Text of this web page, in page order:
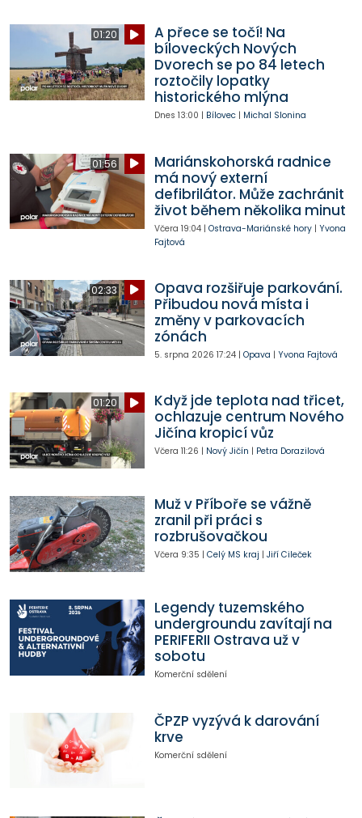
01:20
A přece se točí! Na
bíloveckých Nových
Dvorech se po 84 letech
roztočily lopatky
historického mlýna
Dnes 13:00 | Bílovec| Michal Slonina
01:56
Mariánskohorská radnice
má nový externí
defibrilátor. Může zachránit
život během několika minut
Včera 19:04| Ostrava-Mariánské hory| Yvona
Fajtová
02:33
Opava rozšiřuje parkování.
Přibudou nová místa i
změny v parkovacích
zónách
5. srpna 2026 17:24| Opava | Yvona Fajtová
01:20
Když jde teplota nad třicet,
ochlazuje centrum Nového
Jičína kropicí vůz
Včera 11:26 | Nový Jičín | Petra Dorazilová
Muž v Příboře se vážně
zranil při práci s
rozbrušovačkou
Včera 9:35 | Celý MS kraj | Jiří Cileček
Legendy tuzemského
undergroundu zavítají na
PERIFERII Ostrava už v
sobotu
Komerční sdělení
ČPZP vyzývá k darování
krve
Komerční sdělení